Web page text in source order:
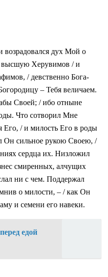
возрадовался дух Мой о
высшую Херувимов / и
/ девственно Бога-
– Тебя величаем.
Своей; / ибо отныне
Что сотворил Мне
Его, / и милость Его в роды
Он сильное рукою Своею, /
сердца их. Низложил
смиренных, алчущих
ни с чем. Поддержал
о милости, – / как Он
и семени его навеки.
едой